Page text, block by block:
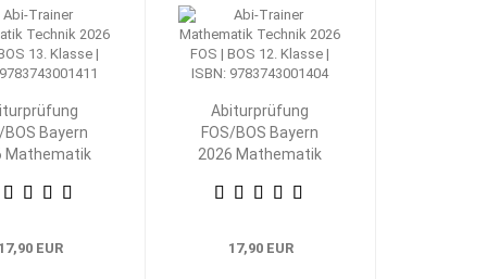
BOS Bayern
Mathematik
17,90 EUR
Abiturprüfung
FOS/BOS Bayern
2026 Mathematik
17,90 EUR